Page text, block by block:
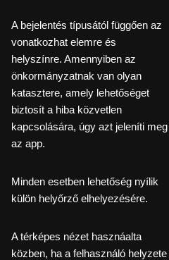
A bejelentés típusától függően az
vonatkozhat elemre és
helyszínre. Amennyiben az
önkormányzatnak van olyan
katasztere, amely lehetőséget
biztosít a hiba közvetlen
kapcsolására, úgy azt jeleníti meg
az app.
Minden esetben lehetőség nyílik
külön helyőrző elhelyezésére.
A térképes nézet hasznáalta
közben, ha a felhasználó helyzete